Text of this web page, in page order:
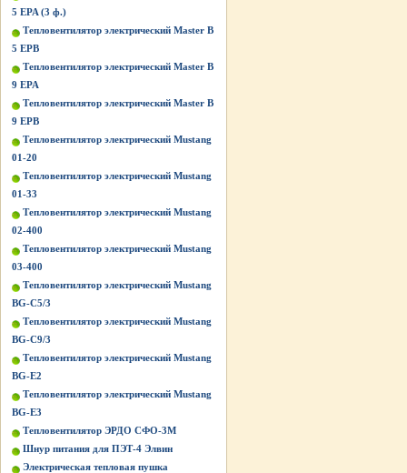
5 EPA (3 ф.)
Тепловентилятор электрический Master B
5 EPB
Тепловентилятор электрический Master B
9 EPA
Тепловентилятор электрический Master B
9 EPB
Тепловентилятор электрический Mustang
01-20
Тепловентилятор электрический Mustang
01-33
Тепловентилятор электрический Mustang
02-400
Тепловентилятор электрический Mustang
03-400
Тепловентилятор электрический Mustang
BG-C5/3
Тепловентилятор электрический Mustang
BG-C9/3
Тепловентилятор электрический Mustang
BG-Е2
Тепловентилятор электрический Mustang
BG-Е3
Тепловентилятор ЭРДО СФО-3М
Шнур питания для ПЭТ-4 Элвин
Электрическая тепловая пушка